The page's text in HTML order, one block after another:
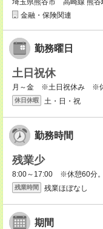
埼玉県熊谷市 高崎線 熊谷
金融・保険関連
勤務曜日
土日祝休
月～金 ※土日祝休み ※休
休日休暇 土・日・祝
勤務時間
残業少
8:00～17:00 ※休憩60分。
残業時間 残業ほぼなし
期間